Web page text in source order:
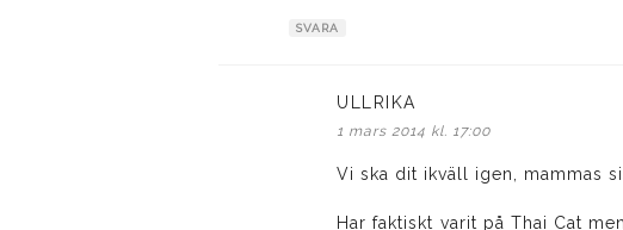
SVARA
ULLRIKA
1 mars 2014 kl. 17:00
Vi ska dit ikväll igen, mammas
Har faktiskt varit på Thai Cat